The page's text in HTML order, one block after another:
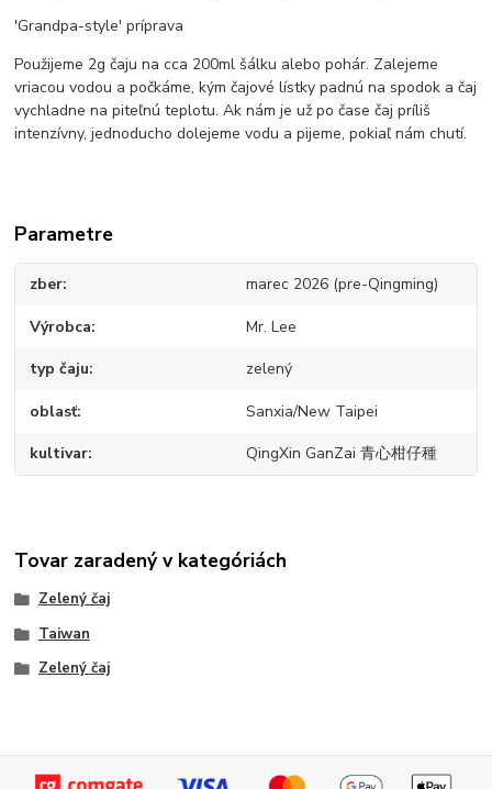
'Grandpa-style' príprava
Použijeme 2g čaju na cca 200ml šálku alebo pohár. Zalejeme
vriacou vodou a počkáme, kým čajové lístky padnú na spodok a čaj
vychladne na piteľnú teplotu. Ak nám je už po čase čaj príliš
intenzívny, jednoducho dolejeme vodu a pijeme, pokiaľ nám chutí.
Parametre
zber marec 2026 (pre-Qingming)
Výrobca Mr. Lee
typ čaju zelený
oblasť Sanxia/New Taipei
kultivar QingXin GanZai 青心柑仔種
Tovar zaradený v kategóriách
Zelený čaj
Taiwan
Zelený čaj